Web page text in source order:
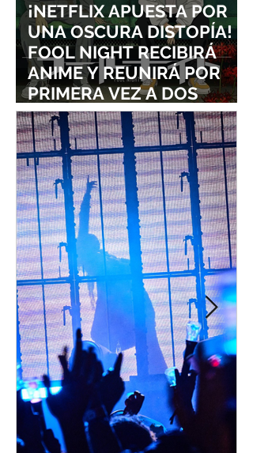
¡NETFLIX APUESTA POR
UNA OSCURA DISTOPÍA!
FOOL NIGHT RECIBIRÁ
ANIME Y REUNIRÁ POR
PRIMERA VEZ A DOS
ESTUDIOS LEGENDARIOS